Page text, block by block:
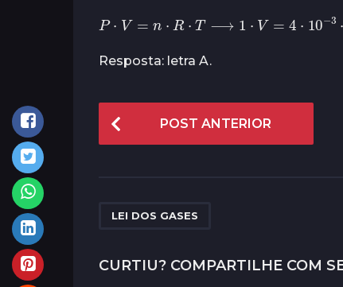
=n R ⟶1 V= 10 −3⋅0
Resposta: letra A.
P
o
P
g
POST ANTERIOR
LEI DOS GASES
CURTIU? COMPARTILHE COM